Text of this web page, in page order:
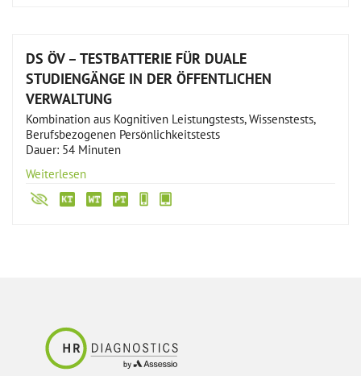
DS ÖV – TESTBATTERIE FÜR DUALE
STUDIENGÄNGE IN DER ÖFFENTLICHEN
VERWALTUNG
Kombination aus Kognitiven Leistungstests, Wissenstests,
Berufsbezogenen Persönlichkeitstests
Dauer: 54 Minuten
Weiterlesen